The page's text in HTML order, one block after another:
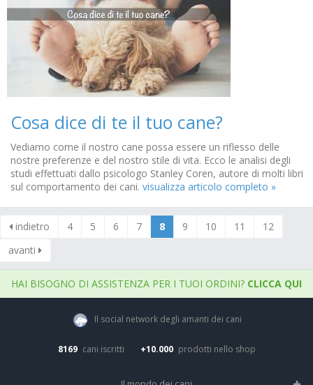
Cosa dice di te il tuo cane?
Vediamo come il nostro cane possa essere un riflesso delle
nostre preferenze e del nostro stile di vita. Ecco le analisi degli
studi effettuati dallo psicologo Stanley Coren, autore di molti libri
sul comportamento dei cani. visualizza articolo completo »
indietro 4 5 6 7 8 9 10 11
12
avanti
HAI BISOGNO DI ASSISTENZA PER I TUOI ORDINI? CLICCA QUI
Il social network degli amanti dei cani
8169 cani iscritti +10.000 prodotti nello shop